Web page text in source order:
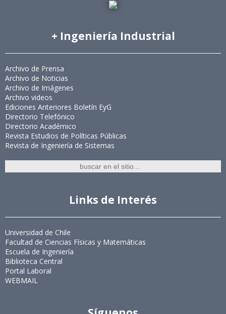
+ Ingeniería Industrial
Archivo de Prensa
Archivo de Noticias
Archivo de Imágenes
Archivo videos
Ediciones Anteriores Boletín EyG
Directorio Telefónico
Directorio Académico
Revista Estudios de Políticas Públicas
Revista de Ingeniería de Sistemas
Links de Interés
Universidad de Chile
Facultad de Ciencias Físicas y Matemáticas
Escuela de Ingeniería
Biblioteca Central
Portal Laboral
WEBMAIL